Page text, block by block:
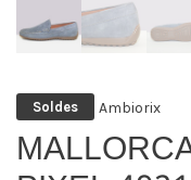
Soldes Ambiorix